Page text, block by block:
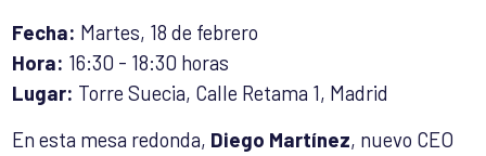
Fecha: Martes, 18 de febrero
Hora: 16:30 - 18:30 horas
Lugar: Torre Suecia, Calle Retama 1, Madrid
En esta mesa redonda, Diego Martínez, nuevo CEO